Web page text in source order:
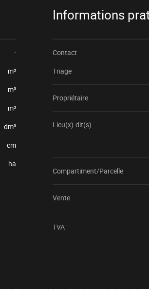
-
m³
m³
m³
dm³
cm
ha
Informations
Contact
Triage
Propriétaire
Lieu(x)-dit(s)
Compartiment/Parcelle
Vente
TVA